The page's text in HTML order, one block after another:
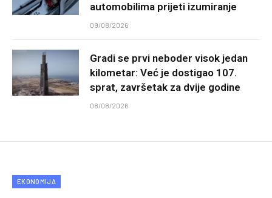
automobilima prijeti izumiranje
09/08/2026
Gradi se prvi neboder visok jedan
kilometar: Već je dostigao 107.
sprat, završetak za dvije godine
08/08/2026
EKONOMIJA